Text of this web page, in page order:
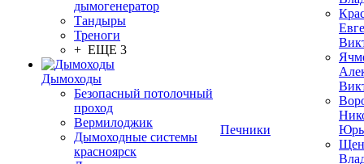
дымогенератор
Тандыры
Треноги
+ ЕЩЕ 3
Дымоходы
Безопасный потолочный
проход
Вермилоджик
Дымоходные системы
красноярск
Печники